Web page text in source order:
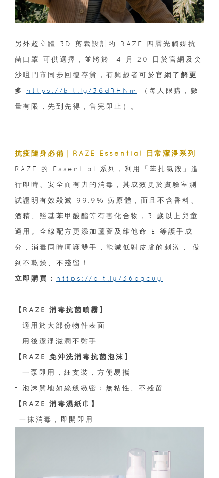
另外超立體 3D 剪裁設計的 RAZE 四層光觸媒抗
菌口罩 可供選擇，並將於 4 月 20 日於官網及尖
沙咀門市同步回復存貨，有興趣者可於官網 了解更
多
https://bit.ly/36dRHNm
（每人限購，數
量有限，先到先得，售完即止）。
抗疫隨身必備｜RAZE Essential 日常潔淨系列
RAZE 的 Essential 系列，利用「苯扎氯銨」進
行即時、安全而有力的消毒，其成效更於實驗室測
試證明有效殺滅 99.9% 病原體，而且不含香料、
酒精、羥基苯甲酸酯等有害化合物，3 歲以上兒童
適用。全線配方更添加蘆薈及維他命 E 等護手成
分，消毒同時呵護雙手，能減低對皮膚的刺激， 做
到不乾燥、不殘留！
立即購買： https://bit.ly/36bgcuy
【RAZE 消毒抗菌噴霧】
- 適用於大部份物件表面
- 用後潔淨滋潤不黏手
【RAZE 免沖洗消毒抗菌泡沫】
- 一泵即用，細支裝，方便易攜
- 泡沫質地如絲般緻密：無粘性、不殘留
【RAZE 消毒濕紙巾】
-一抹消毒，即開即用